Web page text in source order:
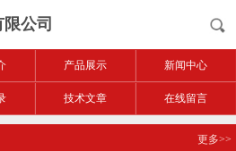
公司
产品展示 新闻中心
技术文章 在线留言
更多>>